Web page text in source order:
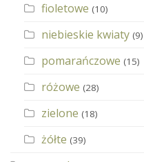
fioletowe (10)
niebieskie kwiaty (9)
pomarańczowe (15)
różowe (28)
zielone (18)
żółte (39)